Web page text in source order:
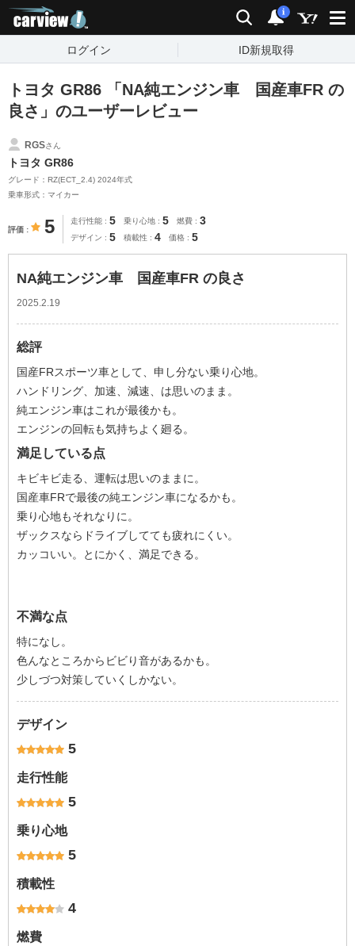
検索 通知
i
ログイン ID新規取得
トヨタ GR86 「NA純エンジン車 国産車FR の
良さ」のユーザーレビュー
RGSさん
トヨタ GR86
グレード：RZ(ECT_2.4) 2024年式
乗車形式：マイカー
評価 5 走行性能 5 乗り心地 5 燃費 3
デザイン 5 積載性 4 価格 5
NA純エンジン車 国産車FR の良さ
2025.2.19
総評
国産FRスポーツ車として、申し分ない乗り心地。
ハンドリング、加速、減速、は思いのまま。
純エンジン車はこれが最後かも。
エンジンの回転も気持ちよく廻る。
満足している点
キビキビ走る、運転は思いのままに。
国産車FRで最後の純エンジン車になるかも。
乗り心地もそれなりに。
ザックスならドライブしてても疲れにくい。
カッコいい。とにかく、満足できる。
不満な点
特になし。
色んなところからビビり音があるかも。
少しづつ対策していくしかない。
デザイン
5
走行性能
5
乗り心地
5
積載性
4
燃費